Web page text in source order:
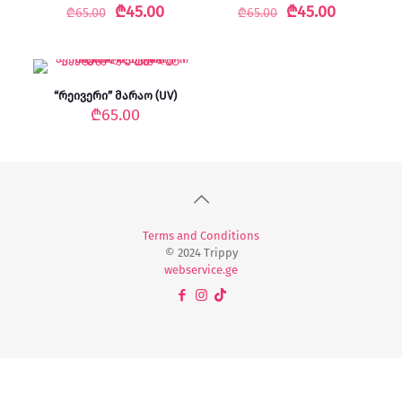
₾65.00
Original
₾65.00.
₾45.00Current
₾45.00.
₾65.00
Original
₾45.00Current
“რეივერი” მარაო (UV)
₾65.00
Terms and Conditions
© 2024 Trippy
webservice.ge